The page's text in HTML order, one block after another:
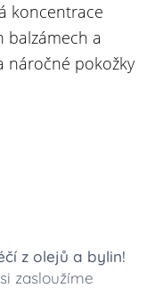
koncentrace
balzámech a
náročné pokožky
z olejů a bylin!
zasloužíme